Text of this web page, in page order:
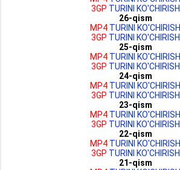
3GP TURINI KO'CHIRISH
26-qism
MP4 TURINI KO'CHIRISH
3GP TURINI KO'CHIRISH
25-qism
MP4 TURINI KO'CHIRISH
3GP TURINI KO'CHIRISH
24-qism
MP4 TURINI KO'CHIRISH
3GP TURINI KO'CHIRISH
23-qism
MP4 TURINI KO'CHIRISH
3GP TURINI KO'CHIRISH
22-qism
MP4 TURINI KO'CHIRISH
3GP TURINI KO'CHIRISH
21-qism